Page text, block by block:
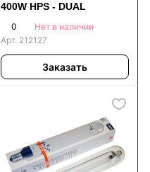
400W HPS - DUAL
0
Нет в наличии
Арт. 212127
Заказать